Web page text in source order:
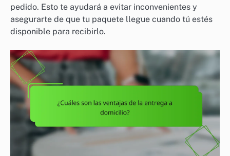
pedido. Esto te ayudará a evitar inconvenientes y
asegurarte de que tu paquete llegue cuando tú estés
disponible para recibirlo.